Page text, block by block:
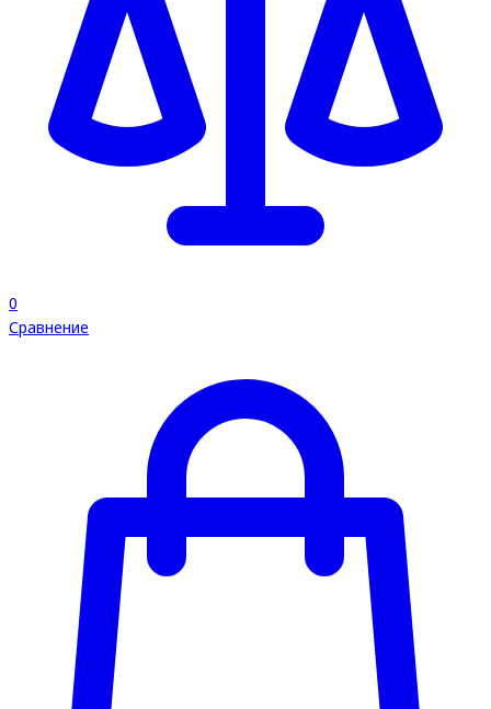
0
Сравнение